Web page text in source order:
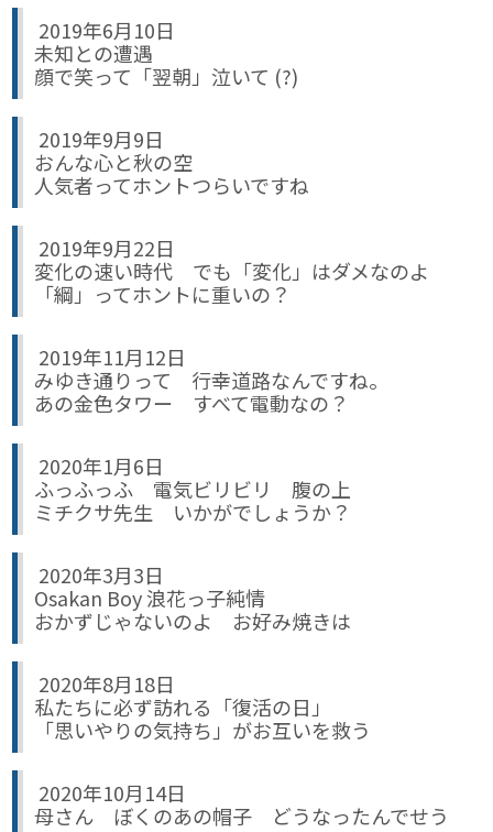
2019年6月10日
未知との遭遇
顔で笑って「翌朝」泣いて (?)
2019年9月9日
おんな心と秋の空
人気者ってホントつらいですね
2019年9月22日
変化の速い時代 でも「変化」はダメなのよ
「綱」ってホントに重いの？
2019年11月12日
みゆき通りって 行幸道路なんですね。
あの金色タワー すべて電動なの？
2020年1月6日
ふっふっふ 電気ビリビリ 腹の上
ミチクサ先生 いかがでしょうか？
2020年3月3日
Osakan Boy 浪花っ子純情
おかずじゃないのよ お好み焼きは
2020年8月18日
私たちに必ず訪れる「復活の日」
「思いやりの気持ち」がお互いを救う
2020年10月14日
母さん ぼくのあの帽子 どうなったんでせう